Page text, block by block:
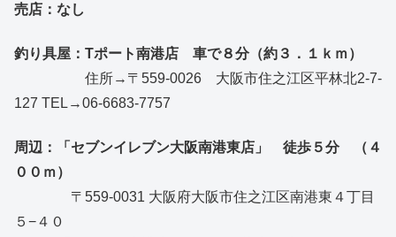
売店：なし
釣り具屋：Tポート南港店 車で８分（約３．１ｋｍ）
住所→〒559-0026 大阪市住之江区平林北2-7-
127 TEL→06-6683-7757
周辺：「セブンイレブン大阪南港東店」 徒歩５分 （４
００ｍ）
〒559-0031 大阪府大阪市住之江区南港東４丁目
５−４０